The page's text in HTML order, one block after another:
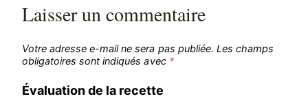
Laisser un commentaire
Votre adresse e-mail ne sera pas publiée. Les champs
obligatoires sont indiqués avec *
Évaluation de la recette